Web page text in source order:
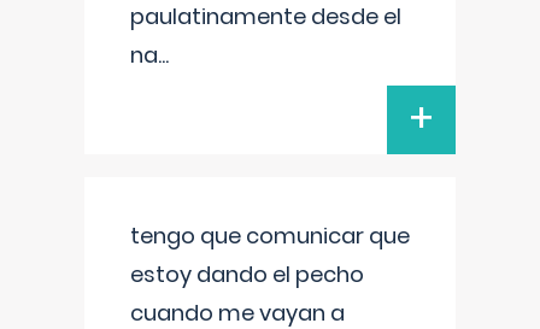
paulatinamente desde el
na...
+
tengo que comunicar que
estoy dando el pecho
cuando me vayan a